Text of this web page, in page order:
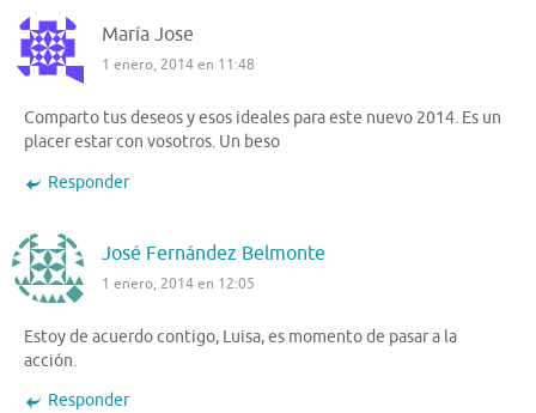
María Jose
1 enero, 2014 en 11:48
Comparto tus deseos y esos ideales para este nuevo 2014. Es un
placer estar con vosotros. Un beso
Responder
José Fernández Belmonte
1 enero, 2014 en 12:05
Estoy de acuerdo contigo, Luisa, es momento de pasar a la
acción.
Responder